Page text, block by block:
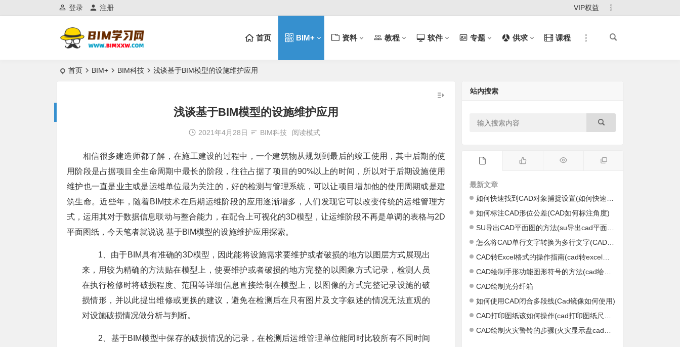
登录 注册 VIP权益
首页 BIM+ 资料 教程 软件 专题 供求 课程
首页 BIM+ BIM科技 浅谈基于BIM模型的设施维护应用
浅谈基于BIM模型的设施维护应用
2021年4月28日 BIM科技 阅读模式
相信很多建造师都了解，在施工建设的过程中，一个建筑物从规划到最后的竣工使用，其中后期的使
用阶段是占据项目全生命周期中最长的阶段，往往占据了项目的90%以上的时间，所以对于后期设施使用
维护也一直是业主或是运维单位最为关注的，好的检测与管理系统，可以让项目增加他的使用周期或是建
筑生命。近些年，随着BIM技术在后期运维阶段的应用逐渐增多，人们发现它可以改变传统的运维管理方
式，运用其对于数据信息联动与整合能力，在配合上可视化的3D模型，让运维阶段不再是单调的表格与2D
平面图纸，今天笔者就说说 基于BIM模型的设施维护应用探索。
1、由于BIM具有准确的3D模型，因此能将设施需求要维护或者破损的地方以图层方式展现出
来，用较为精确的方法贴在模型上，使要维护或者破损的地方完整的以图象方式记录，检测人员
在执行检修时将破损程度、范围等详细信息直接绘制在模型上，以图像的方式完整记录设施的破
损情形，并以此提出维修或更换的建议，避免在检测后在只有图片及文字叙述的情况无法直观的
对设施破损情况做分析与判断。
2、基于BIM模型中保存的破损情况的记录，在检测后运维管理单位能同时比较所有不同时间
站内搜索
最新文章
如何快速找到CAD对象捕捉设置(如何快速找到cad里的图)
如何标注CAD形位公差(CAD如何标注角度)
SU导出CAD平面图的方法(su导出cad平面图不正)
怎么将CAD单行文字转换为多行文字(CAD单行文字怎么结束)
CAD转Excel格式的操作指南(cad转excel软件)
CAD绘制手形功能图形符号的方法(cad绘制距形)
CAD绘制光分纤箱
如何使用CAD闭合多段线(Cad镜像如何使用)
CAD打印图纸该如何操作(cad打印图纸尺寸设置)
CAD绘制火灾警铃的步骤(火灾显示盘cad图标)